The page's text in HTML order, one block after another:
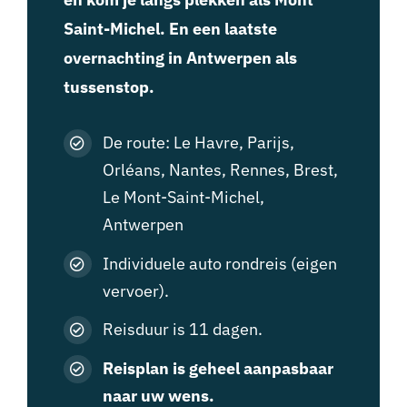
Saint-Michel. En een laatste
overnachting in Antwerpen als
tussenstop.
De route: Le Havre, Parijs,
Orléans, Nantes, Rennes, Brest,
Le Mont-Saint-Michel,
Antwerpen
Individuele auto rondreis (eigen
vervoer).
Reisduur is 11 dagen.
Reisplan is geheel aanpasbaar
naar uw wens.